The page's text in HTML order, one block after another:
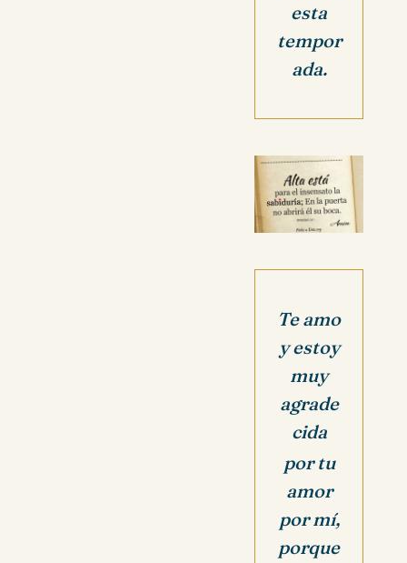
esta
tempor
ada.
Te amo
y estoy
muy
agrade
cida
por tu
amor
por mí,
porque